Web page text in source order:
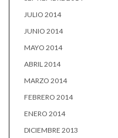
JULIO 2014
JUNIO 2014
MAYO 2014
ABRIL 2014
MARZO 2014
FEBRERO 2014
ENERO 2014
DICIEMBRE 2013